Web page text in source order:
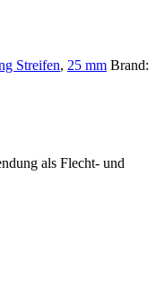
Streifen, 25 mm Brand:
als Flecht- und